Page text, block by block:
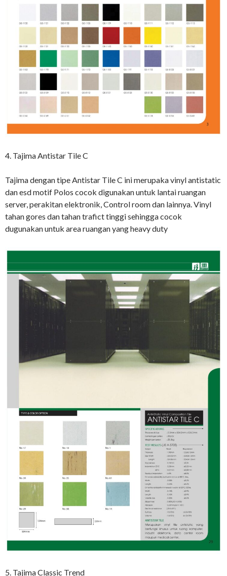
4. Tajima Antistar Tile C
Tajima dengan tipe Antistar Tile C ini merupaka vinyl antistatic
dan esd motif Polos cocok digunakan untuk lantai ruangan
server, perakitan elektronik, Control room dan lainnya. Vinyl
tahan gores dan tahan trafict tinggi sehingga cocok
dugunakan untuk area ruangan yang heavy duty
5. Tajima Classic Trend